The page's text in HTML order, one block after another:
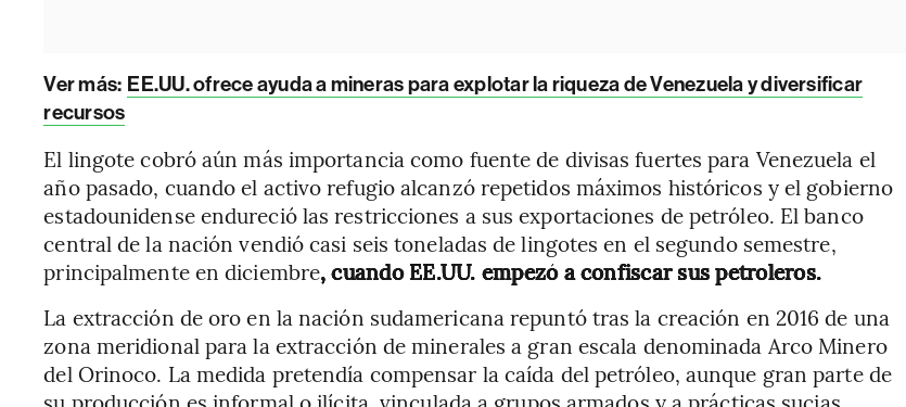
Ver más: EE.UU. ofrece ayuda a mineras para explotar la riqueza de Venezuela y diversificar
recursos
El lingote cobró aún más importancia como fuente de divisas fuertes para Venezuela el
año pasado, cuando el activo refugio alcanzó repetidos máximos históricos y el gobierno
estadounidense endureció las restricciones a sus exportaciones de petróleo. El banco
central de la nación vendió casi seis toneladas de lingotes en el segundo semestre,
principalmente en diciembre, cuando EE.UU. empezó a confiscar sus petroleros.
La extracción de oro en la nación sudamericana repuntó tras la creación en 2016 de una
zona meridional para la extracción de minerales a gran escala denominada Arco Minero
del Orinoco. La medida pretendía compensar la caída del petróleo, aunque gran parte de